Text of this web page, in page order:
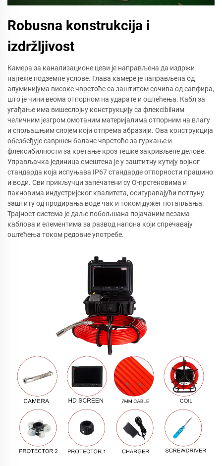
Robusna konstrukcija i
izdržljivost
Камера за канализационе цеви је направљена да издржи
најтеже подземне услове. Глава камере је направљена од
алуминијума високе чврстоће са заштитом сочива од сапфира,
што је чини веома отпорном на ударате и оштећења. Кабл за
угађање има вишеслојну конструкцију са флексibilним
челичним језгром омотаним материјалима отпорним на влагу
и спољашњим слојем који отпрема абразији. Ова конструкција
обезбеђује савршен баланс чврстоће за гуркање и
флексибилности за кретање кроз тешке закривљене делове.
Управљачка јединица смештена је у заштитну кутију војног
стандарда која испуњава IP67 стандарде отпорности прашино
и води. Сви прикључци запечатени су O-прстеновима и
пакновима индустријског квалитета, осигуравајући потпуну
заштиту од продирања воде чак и током дужег потапљања.
Трајност система је даље побољшана појачаним везама
каблова и елементима за развод напона који спречавају
оштећења током редовне употребе.